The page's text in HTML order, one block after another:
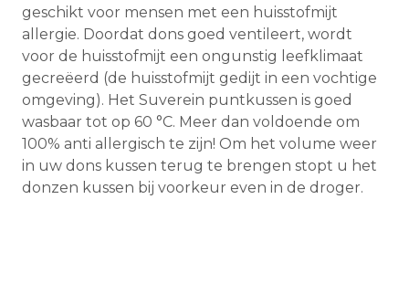
geschikt voor mensen met een huisstofmijt
allergie. Doordat dons goed ventileert, wordt
voor de huisstofmijt een ongunstig leefklimaat
gecreëerd (de huisstofmijt gedijt in een vochtige
omgeving). Het Suverein puntkussen is goed
wasbaar tot op 60 °C. Meer dan voldoende om
100% anti allergisch te zijn! Om het volume weer
in uw dons kussen terug te brengen stopt u het
donzen kussen bij voorkeur even in de droger.